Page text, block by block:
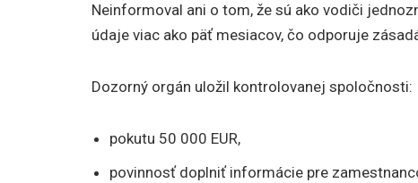
Neinformoval ani o tom, že sú ako vodiči
údaje viac ako päť mesiacov, čo odporuje
Dozorný orgán uložil kontrolovanej spoločnosti:
pokutu 50 000 EUR,
povinnosť doplniť informácie pre